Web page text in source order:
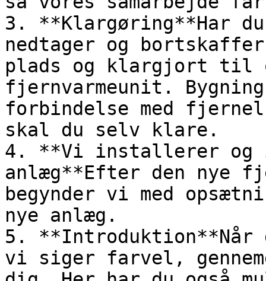
3. **Klargøring**Har
nedtager og
plads og klargjort til
fjernvarmeunit.
forbindelse med
skal du selv klare.
4. **Vi installerer
anlæg**Efter den nye
begynder vi med
nye anlæg.
5.
vi siger farvel,